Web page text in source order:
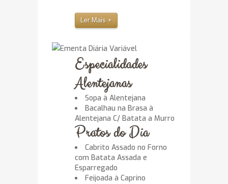
Ler Mais +
Especialidades
Alentejanas
Sopa à Alentejana
Bacalhau na Brasa à
Alentejana C/ Batata a Murro
Pratos do Dia
Cabrito Assado no Forno
com Batata Assada e
Esparregado
Feijoada à Caprino